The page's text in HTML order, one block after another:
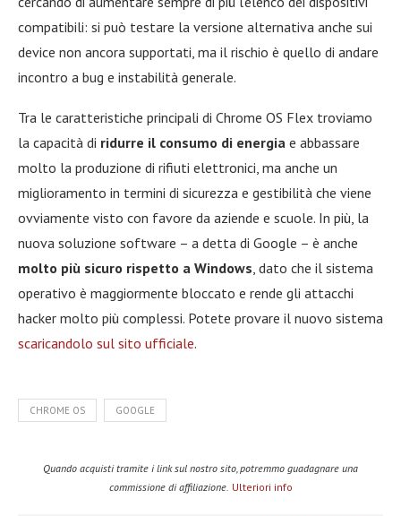
compatibili: si può testare la versione alternativa anche sui
device non ancora supportati, ma il rischio è quello di andare
incontro a bug e instabilità generale.
Tra le caratteristiche principali di Chrome OS Flex troviamo
la capacità di ridurre il consumo di energia e abbassare
molto la produzione di rifiuti elettronici, ma anche un
miglioramento in termini di sicurezza e gestibilità che viene
ovviamente visto con favore da aziende e scuole. In più, la
nuova soluzione software – a detta di Google – è anche
molto più sicuro rispetto a Windows, dato che il sistema
operativo è maggiormente bloccato e rende gli attacchi
hacker molto più complessi. Potete provare il nuovo sistema
scaricandolo sul sito ufficiale.
CHROME OS GOOGLE
Quando acquisti tramite i link sul nostro sito, potremmo guadagnare una
commissione di affiliazione. Ulteriori info